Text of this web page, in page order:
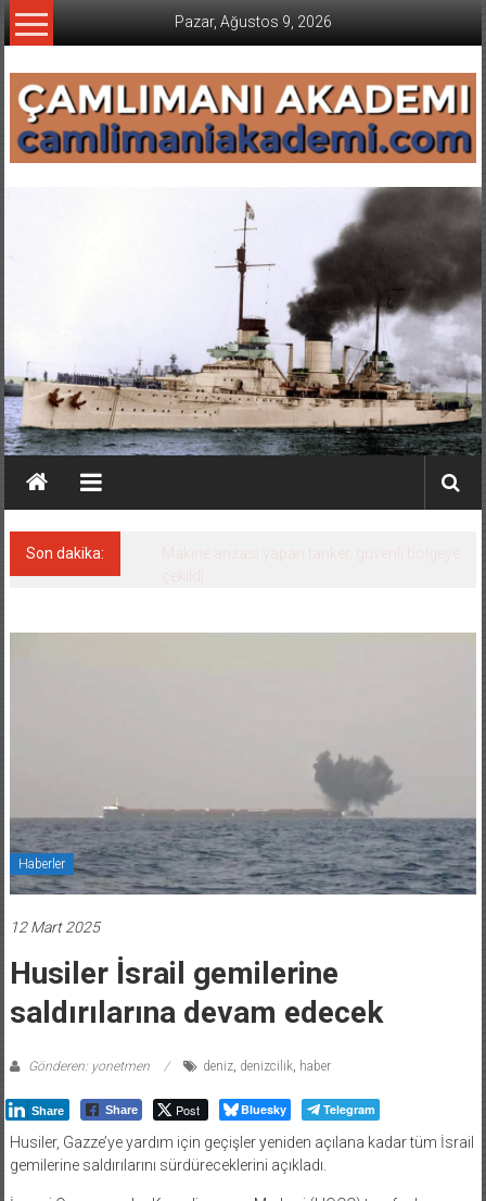
İçeriğe
geç
Pazar, Ağustos 9, 2026
Son dakika:
Haberler
12 Mart 2025
Husiler İsrail gemilerine
saldırılarına devam edecek
Gönderen: yonetmen deniz, denizcilik, haber
Share Share Post Bluesky Telegram
Husiler, Gazze’ye yardım için geçişler yeniden açılana kadar tüm İsrail
gemilerine saldırılarını sürdüreceklerini açıkladı.